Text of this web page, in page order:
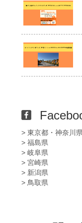
> 東京都・神奈川県
> 福島県
> 岐阜県
> 宮崎県
> 新潟県
> 鳥取県